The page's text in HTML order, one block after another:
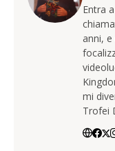
Entra
anni,
mi
Trofei